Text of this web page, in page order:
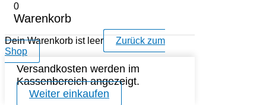
0
Warenkorb
Dein Warenkorb ist leer
Zurück zum
Shop
Versandkosten werden im
Kassenbereich angezeigt.
Weiter einkaufen